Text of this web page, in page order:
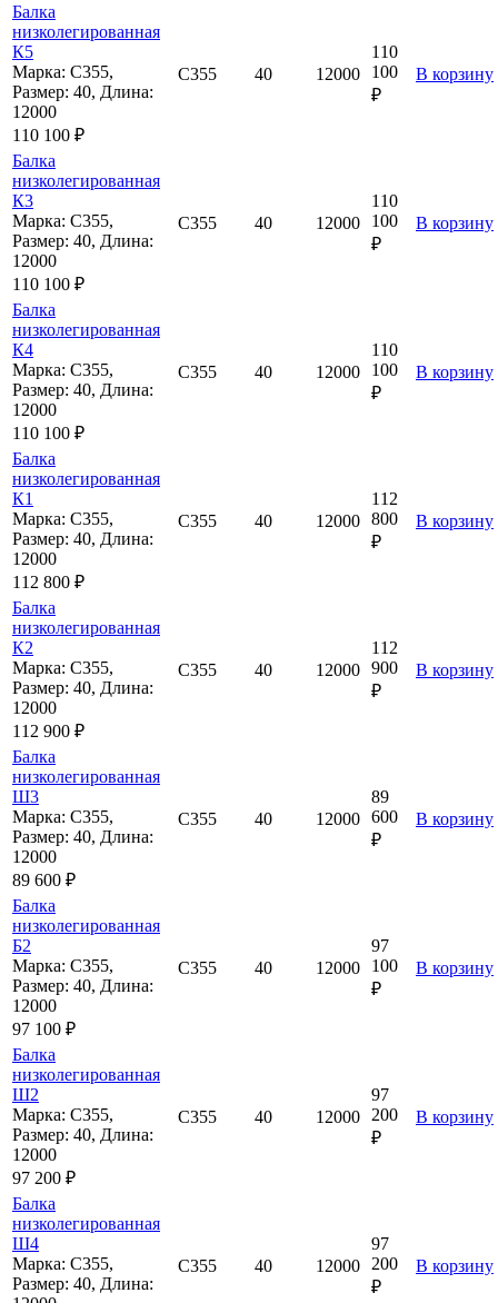
Балка
низколегированная
К5
Марка: С355,
Размер: 40, Длина:
12000
110 100 ₽
С355 40 12000
110
100
₽
В корзину
Балка
низколегированная
К3
Марка: С355,
Размер: 40, Длина:
12000
110 100 ₽
С355 40 12000
110
100
₽
В корзину
Балка
низколегированная
К4
Марка: С355,
Размер: 40, Длина:
12000
110 100 ₽
С355 40 12000
110
100
₽
В корзину
Балка
низколегированная
К1
Марка: С355,
Размер: 40, Длина:
12000
112 800 ₽
С355 40 12000
112
800
₽
В корзину
Балка
низколегированная
К2
Марка: С355,
Размер: 40, Длина:
12000
112 900 ₽
С355 40 12000
112
900
₽
В корзину
Балка
низколегированная
Ш3
Марка: С355,
Размер: 40, Длина:
12000
89 600 ₽
С355 40 12000
89
600
₽
В корзину
Балка
низколегированная
Б2
Марка: С355,
Размер: 40, Длина:
12000
97 100 ₽
С355 40 12000
97
100
₽
В корзину
Балка
низколегированная
Ш2
Марка: С355,
Размер: 40, Длина:
12000
97 200 ₽
С355 40 12000
97
200
₽
В корзину
Балка
низколегированная
Ш4
Марка: С355,
Размер: 40, Длина:
С355 40 12000
97
200
₽
В корзину